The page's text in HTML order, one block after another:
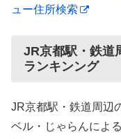
ュー住所検索
JR京都駅・鉄道
ランキンング
JR京都駅・鉄道周辺
ベル・じゃらんによ